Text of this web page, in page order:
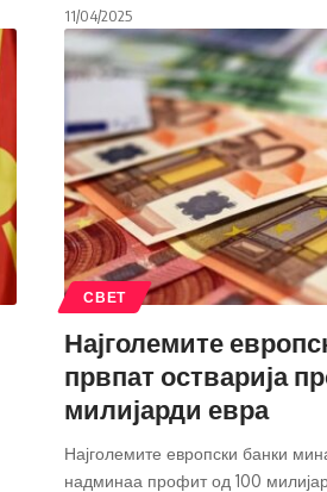
11/04/2025
СВЕТ
Најголемите
првпат остварија
милијарди евра
Најголемите европски банки
надминаа профит од 100